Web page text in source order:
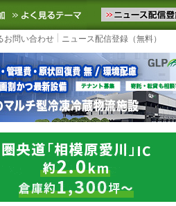
ュースをお届けします。物流
お気に入りに追加 よく見るテーマ
お問い合わせ ニュース配信登録（無料）